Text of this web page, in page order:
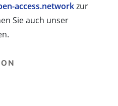
access.networkzur
Sie auch unser